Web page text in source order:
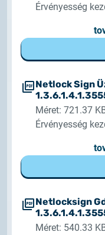
Érvényesség
Netlock Sign
Méret: 721.37
Érvényesség
Netlocksign
Méret: 540.33